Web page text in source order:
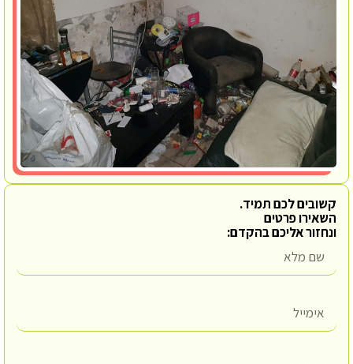
קשובים לכם תמיד.
השאירו פרטים
ונחזור אליכם בהקדם: